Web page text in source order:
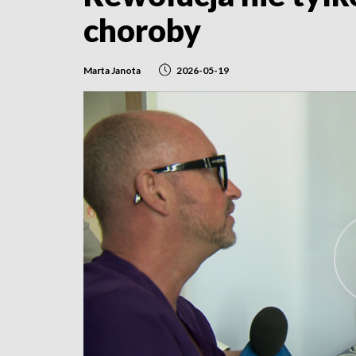
choroby
Marta Janota 2026-05-19